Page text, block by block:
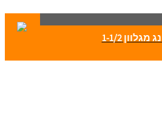
מגלוון 1-1/2